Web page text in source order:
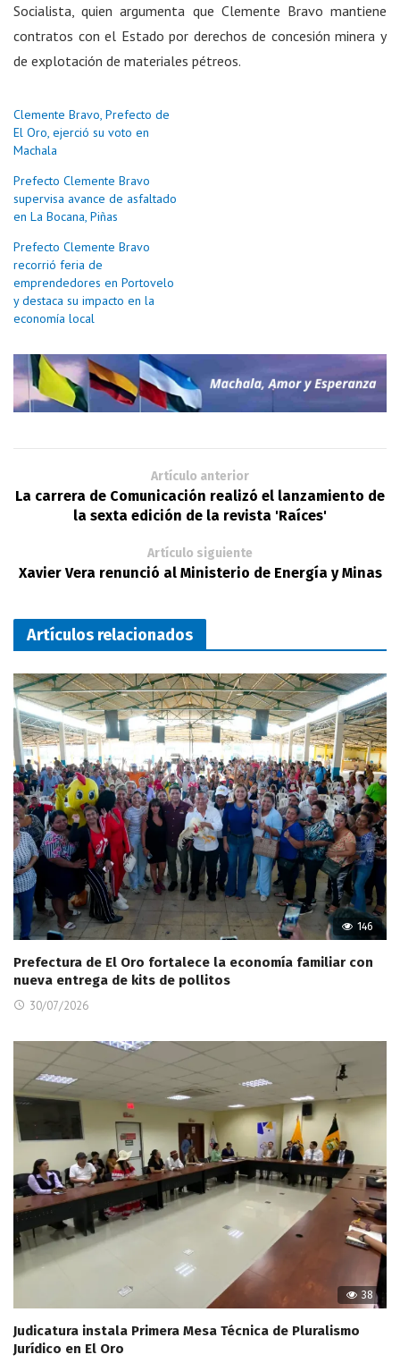
Socialista, quien argumenta que Clemente Bravo mantiene
contratos con el Estado por derechos de concesión minera y
de explotación de materiales pétreos.
Clemente Bravo, Prefecto de
El Oro, ejerció su voto en
Machala
Prefecto Clemente Bravo
supervisa avance de asfaltado
en La Bocana, Piñas
Prefecto Clemente Bravo
recorrió feria de
emprendedores en Portovelo
y destaca su impacto en la
economía local
Artículo anterior
La carrera de Comunicación realizó el lanzamiento de
la sexta edición de la revista 'Raíces'
Artículo siguiente
Xavier Vera renunció al Ministerio de Energía y Minas
Artículos relacionados
146
Prefectura de El Oro fortalece la economía familiar con
nueva entrega de kits de pollitos
30/07/2026
38
Judicatura instala Primera Mesa Técnica de Pluralismo
Jurídico en El Oro